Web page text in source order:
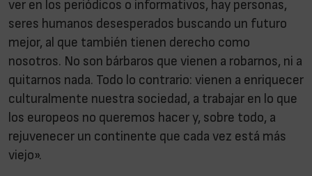
ver en los periódicos o informativos, hay personas,
seres humanos desesperados buscando un futuro
mejor, al que también tienen derecho como
nosotros. No son bárbaros que vienen a robarnos, ni a
quitarnos nada. Todo lo contrario: vienen a enriquecer
culturalmente nuestra sociedad, a trabajar en lo que
los europeos no queremos hacer y, sobre todo, a
rejuvenecer un continente que cada vez está más
viejo».